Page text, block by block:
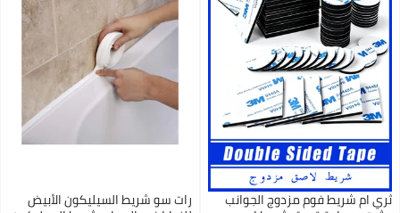
رات سو شريط السيليكون الأبيض